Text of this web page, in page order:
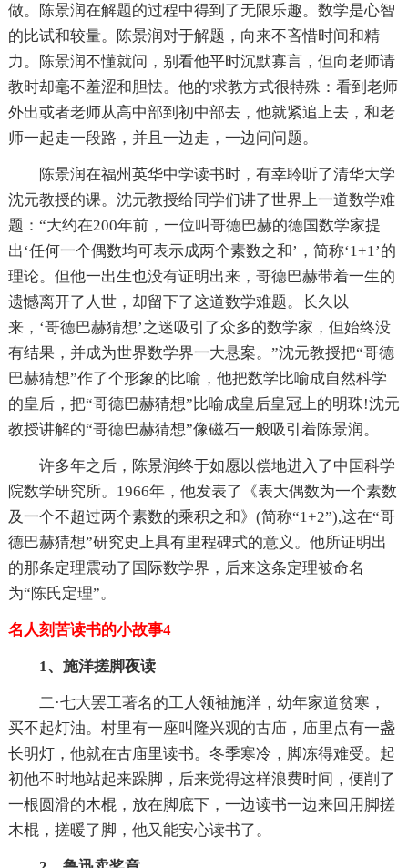
做。陈景润在解题的过程中得到了无限乐趣。数学是心智
的比试和较量。陈景润对于解题，向来不吝惜时间和精
力。陈景润不懂就问，别看他平时沉默寡言，但向老师请
教时却毫不羞涩和胆怯。他的'求教方式很特殊：看到老师
外出或者老师从高中部到初中部去，他就紧追上去，和老
师一起走一段路，并且一边走，一边问问题。
陈景润在福州英华中学读书时，有幸聆听了清华大学
沈元教授的课。沈元教授给同学们讲了世界上一道数学难
题：“大约在200年前，一位叫哥德巴赫的德国数学家提
出‘任何一个偶数均可表示成两个素数之和’，简称‘1+1’的
理论。但他一出生也没有证明出来，哥德巴赫带着一生的
遗憾离开了人世，却留下了这道数学难题。长久以
来，‘哥德巴赫猜想’之迷吸引了众多的数学家，但始终没
有结果，并成为世界数学界一大悬案。”沈元教授把“哥德
巴赫猜想”作了个形象的比喻，他把数学比喻成自然科学
的皇后，把“哥德巴赫猜想”比喻成皇后皇冠上的明珠!沈元
教授讲解的“哥德巴赫猜想”像磁石一般吸引着陈景润。
许多年之后，陈景润终于如愿以偿地进入了中国科学
院数学研究所。1966年，他发表了《表大偶数为一个素数
及一个不超过两个素数的乘积之和》(简称“1+2”),这在“哥
德巴赫猜想”研究史上具有里程碑式的意义。他所证明出
的那条定理震动了国际数学界，后来这条定理被命名
为“陈氏定理”。
名人刻苦读书的小故事4
1、施洋搓脚夜读
二·七大罢工著名的工人领袖施洋，幼年家道贫寒，
买不起灯油。村里有一座叫隆兴观的古庙，庙里点有一盏
长明灯，他就在古庙里读书。冬季寒冷，脚冻得难受。起
初他不时地站起来跺脚，后来觉得这样浪费时间，便削了
一根圆滑的木棍，放在脚底下，一边读书一边来回用脚搓
木棍，搓暖了脚，他又能安心读书了。